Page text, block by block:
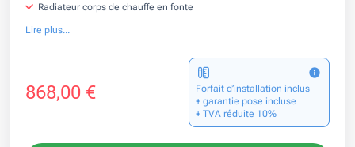
Radiateur corps de chauffe en fonte
Lire plus...
868,00 €
Forfait d’installation inclus
+ garantie pose incluse
+ TVA réduite 10%